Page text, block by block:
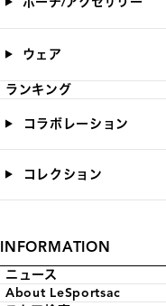
ウェア
ランキング
コラボレーション
コレクション
INFORMATION
ニュース
About LeSportsac